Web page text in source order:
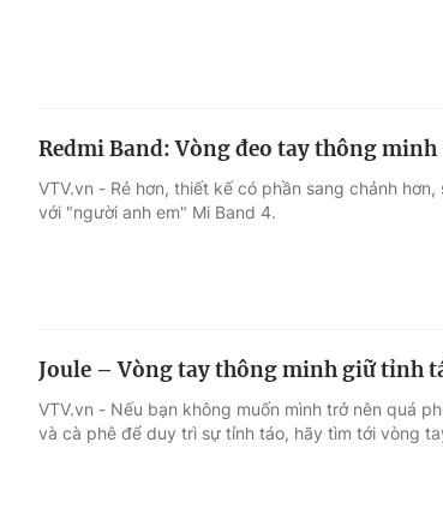
Redmi Band: Vòng đeo tay thông
VTV.vn - Rẻ hơn, thiết kế có phần sang chảnh
với "người anh em" Mi Band 4.
Joule – Vòng tay thông minh giữ tỉnh
VTV.vn - Nếu bạn không muốn mình trở nên quá
và cà phê để duy trì sự tỉnh táo, hãy tìm tới vòng